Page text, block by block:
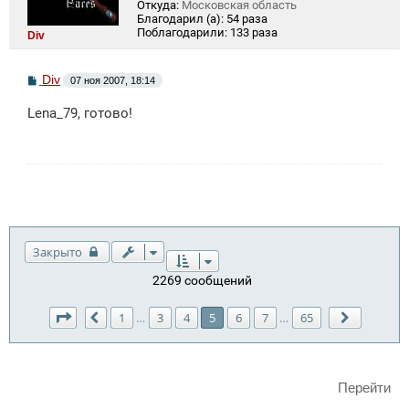
Div
Откуда: Московская область
Благодарил (а): 54 раза
Поблагодарили: 133 раза
С
б
Div 07 ноя 2007, 18:14
Lena_79, готово!
Закрыто
2269 сообщений
Страница 5из 65
Пред.
1 … 3 4 5 6 7 … 65
Перейти